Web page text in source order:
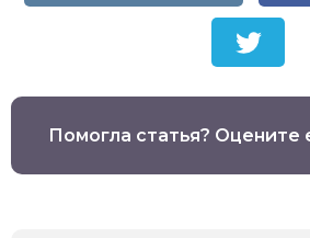
Помогла статья? Оцените